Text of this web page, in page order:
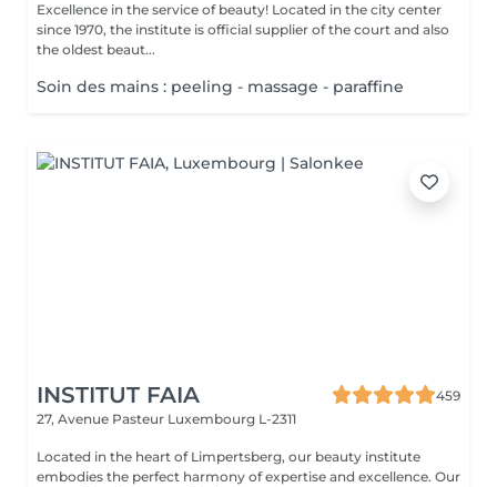
Excellence in the service of beauty! Located in the city center
since 1970, the institute is official supplier of the court and also
the oldest beaut...
Soin des mains : peeling - massage - paraffine
INSTITUT FAIA
459
27, Avenue Pasteur Luxembourg L-2311
Located in the heart of Limpertsberg, our beauty institute
embodies the perfect harmony of expertise and excellence. Our